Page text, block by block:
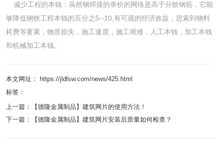
减少工程的本钱：虽然钢焊接的单价的网络是高于分散钢筋，它能
够降低钢铁工程本钱的百分之5--10,有可观的经济效益，思索到物料
耗费等要素，物质损失，施工速度，施工艰难，人工本钱，加工本钱
和机械加工本钱。
本文网址： https://jldlsw.com/news/425.html
标签：
上一篇：
【德隆金属制品】建筑网片的使用方法！
下一篇：
【德隆金属制品】建筑网片安装后质量如何检查？